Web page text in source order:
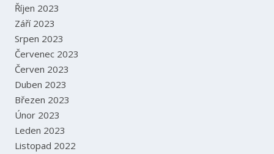
Říjen 2023
Září 2023
Srpen 2023
Červenec 2023
Červen 2023
Duben 2023
Březen 2023
Únor 2023
Leden 2023
Listopad 2022